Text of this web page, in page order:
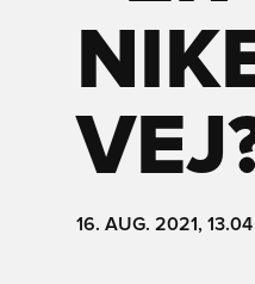
16. AUG. 2021, 13.04